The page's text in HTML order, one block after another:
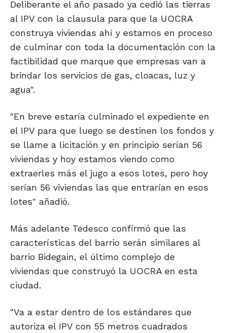
Deliberante el año pasado ya cedió las tierras
al IPV con la clausula para que la UOCRA
construya viviendas ahí y estamos en proceso
de culminar con toda la documentación con la
factibilidad que marque que empresas van a
brindar los servicios de gas, cloacas, luz y
agua".
"En breve estaría culminado el expediente en
el IPV para que luego se destinen los fondos y
se llame a licitación y en principio serían 56
viviendas y hoy estamos viendo como
extraerles más el jugo a esos lotes, pero hoy
serían 56 viviendas las que entrarían en esos
lotes" añadió.
Más adelante Tedesco confirmó que las
características del barrio serán similares al
barrio Bidegain, el último complejo de
viviendas que construyó la UOCRA en esta
ciudad.
"Va a estar dentro de los estándares que
autoriza el IPV con 55 metros cuadrados